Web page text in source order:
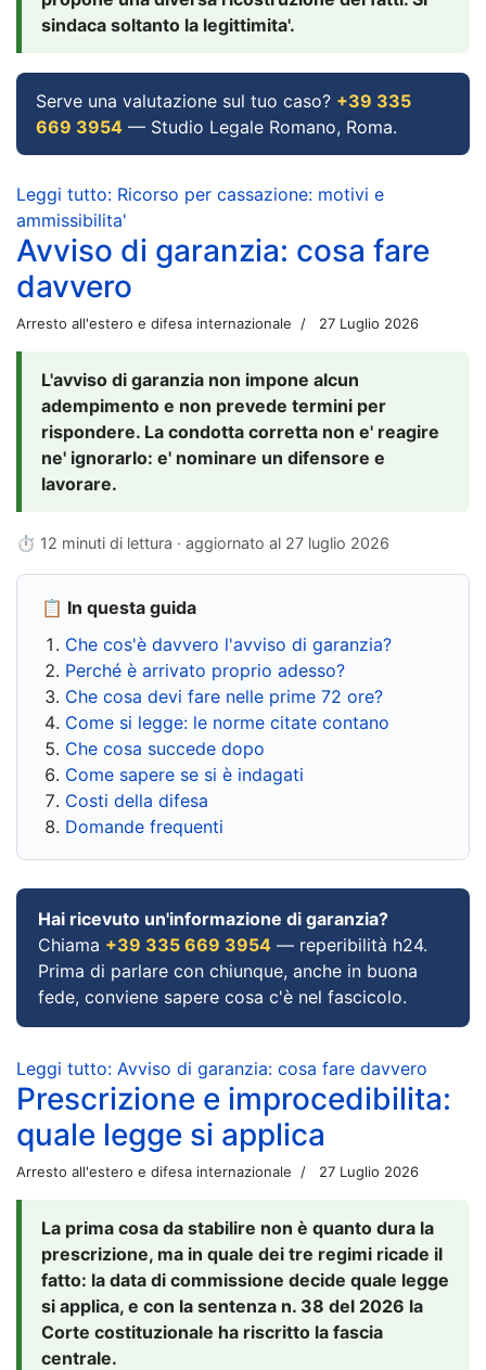
sindaca soltanto la legittimita'.
Serve una valutazione sul tuo caso? +39 335
669 3954 — Studio Legale Romano, Roma.
Leggi tutto: Ricorso per cassazione: motivi e
ammissibilita'
Avviso di garanzia: cosa fare
davvero
Arresto all'estero e difesa internazionale 27 Luglio 2026
L'avviso di garanzia non impone alcun
adempimento e non prevede termini per
rispondere. La condotta corretta non e' reagire
ne' ignorarlo: e' nominare un difensore e
lavorare.
⏱ 12 minuti di lettura · aggiornato al 27 luglio 2026
📋 In questa guida
Che cos'è davvero l'avviso di garanzia?
Perché è arrivato proprio adesso?
Che cosa devi fare nelle prime 72 ore?
Come si legge: le norme citate contano
Che cosa succede dopo
Come sapere se si è indagati
Costi della difesa
Domande frequenti
Hai ricevuto un'informazione di garanzia?
Chiama +39 335 669 3954 — reperibilità h24.
Prima di parlare con chiunque, anche in buona
fede, conviene sapere cosa c'è nel fascicolo.
Leggi tutto: Avviso di garanzia: cosa fare davvero
Prescrizione e improcedibilita:
quale legge si applica
Arresto all'estero e difesa internazionale 27 Luglio 2026
La prima cosa da stabilire non è quanto dura la
prescrizione, ma in quale dei tre regimi ricade il
fatto: la data di commissione decide quale legge
si applica, e con la sentenza n. 38 del 2026 la
Corte costituzionale ha riscritto la fascia
centrale.